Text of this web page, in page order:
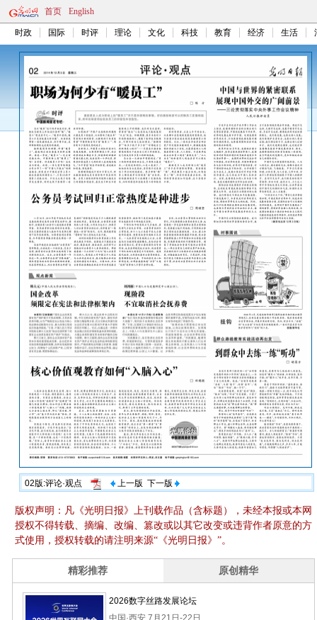
首页 English
时政 国际 时评 理论 文化 科技 教育 经济 生活
02版:评论·观点 上一版 下一版
版权声明：凡《光明日报》上刊载作品（含标题），未经本报或本网
授权不得转载、摘编、改编、篡改或以其它改变或违背作者原意的方
式使用，授权转载的请注明来源“《光明日报》”。